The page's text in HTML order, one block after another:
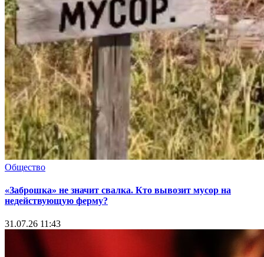
Общество
«Заброшка» не значит свалка. Кто вывозит мусор на
недействующую ферму?
31.07.26 11:43